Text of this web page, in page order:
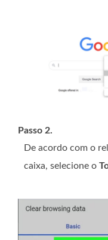
Passo 2.
De acordo com o
caixa, selecione o